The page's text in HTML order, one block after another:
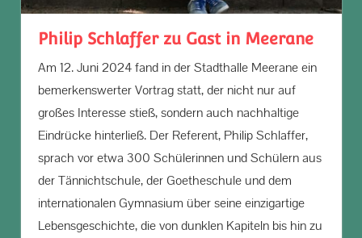
Philip Schlaffer zu Gast in Meerane
Am 12. Juni 2024 fand in der Stadthalle Meerane ein
bemerkenswerter Vortrag statt, der nicht nur auf
großes Interesse stieß, sondern auch nachhaltige
Eindrücke hinterließ. Der Referent, Philip Schlaffer,
sprach vor etwa 300 Schülerinnen und Schülern aus
der Tännichtschule, der Goetheschule und dem
internationalen Gymnasium über seine einzigartige
Lebensgeschichte, die von dunklen Kapiteln bis hin zu